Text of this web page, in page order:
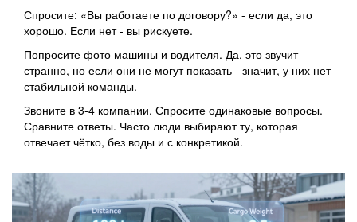
Спросите: «Вы работаете по договору?» - если да, это
хорошо. Если нет - вы рискуете.
Попросите фото машины и водителя. Да, это звучит
странно, но если они не могут показать - значит, у них нет
стабильной команды.
Звоните в 3-4 компании. Спросите одинаковые вопросы.
Сравните ответы. Часто люди выбирают ту, которая
отвечает чётко, без воды и с конкретикой.